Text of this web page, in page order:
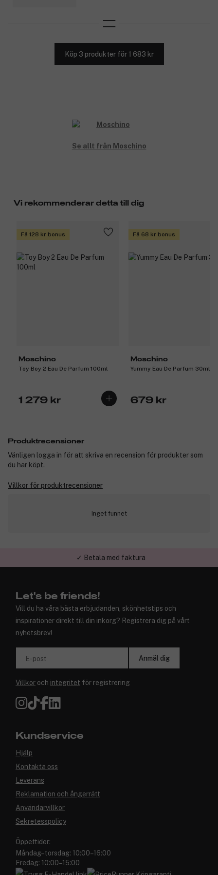
Köp 3 produkter för 1 683 kr
Se allt från Moschino
Vi rekommenderar detta till dig
Få 128 kr bonus
Moschino
Toy Boy 2 Eau De Parfum 100ml
1 279 kr
Få 68 kr bonus
Moschino
Yummy Eau De Parfum 30ml
679 kr
Produktrecensioner
Vänligen logga in för att skriva en recension för produkter som
du har köpt.
Villkor för produktrecensioner
Inget funnet
✓ Betala med faktura
Let's be friends!
Vill du ha våra bästa erbjudanden, skönhetstips och
inspirationer direkt till din inkorg? Registrera dig på vårt
nyhetsbrev!
E-post Anmäl dig
Villkor och integritet för registrering
Kundservice
Hjälp
Kontakta oss
Leverans
Reklamation och ångerrätt
Användarvillkor
Sekretesspolicy
Öppettider:
Måndag–torsdag: 10:00–16:00
Fredag: 10:00–15:00